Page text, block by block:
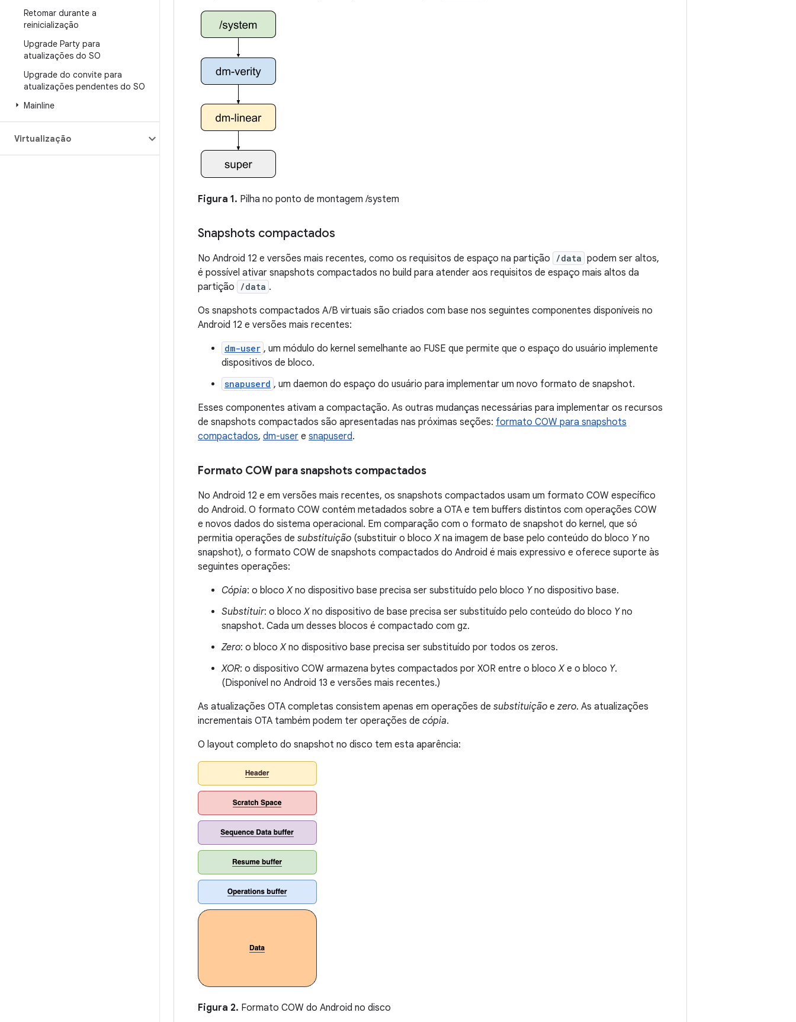
Retomar durante a
reinicialização
Upgrade Party para
atualizações do SO
Upgrade do convite para
atualizações pendentes do SO
Mainline
Virtualização
Figura 1. Pilha no ponto de montagem /system
Snapshots compactados
No Android 12 e versões mais recentes, como os requisitos de espaço na partição /data podem ser altos,
é possível ativar snapshots compactados no build para atender aos requisitos de espaço mais altos da
partição
/data .
Os snapshots compactados A/B virtuais são criados com base nos seguintes componentes disponíveis no
Android 12 e versões mais recentes:
dm-user , um módulo do kernel semelhante ao FUSE que permite que o espaço do usuário implemente
dispositivos de bloco.
snapuserd , um daemon do espaço do usuário para implementar um novo formato de snapshot.
Esses componentes ativam a compactação. As outras mudanças necessárias para implementar os recursos
de snapshots compactados são apresentadas nas próximas seções: formato COW para snapshots
compactados, dm-user e snapuserd.
Formato COW para snapshots compactados
No Android 12 e em versões mais recentes, os snapshots compactados usam um formato COW específico
do Android. O formato COW contém metadados sobre a OTA e tem buffers distintos com operações COW
e novos dados do sistema operacional. Em comparação com o formato de snapshot do kernel, que só
permitia operações de substituição (substituir o blocoXna imagem de base pelo conteúdo do bloco Yno
snapshot), o formato COW de snapshots compactados do Android é mais expressivo e oferece suporte às
seguintes operações:
Cópia: o blocoXno dispositivo base precisa ser substituído pelo bloco Yno dispositivo base.
Substituir: o blocoXno dispositivo de base precisa ser substituído pelo conteúdo do bloco Yno
snapshot. Cada um desses blocos é compactado com gz.
Zero: o blocoXno dispositivo base precisa ser substituído por todos os zeros.
XOR: o dispositivo COW armazena bytes compactados por XOR entre o blocoXe o bloco Y.
(Disponível no Android 13 e versões mais recentes.)
As atualizações OTA completas consistem apenas em operações de substituição e zero. As atualizações
incrementais OTA também podem ter operações de cópia.
O layout completo do snapshot no disco tem esta aparência:
Figura 2. Formato COW do Android no disco